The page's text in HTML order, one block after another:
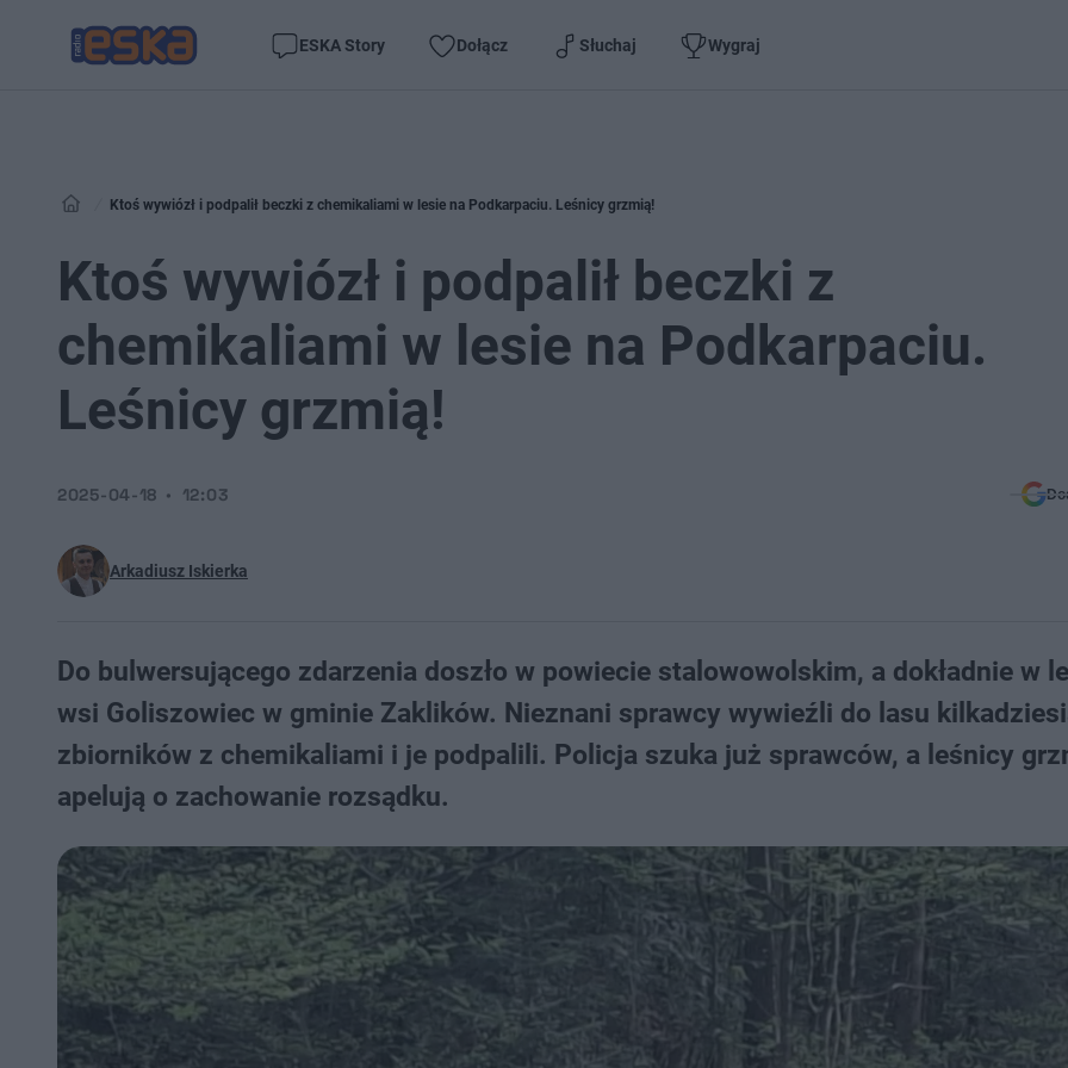
ESKA Story Dołącz Słuchaj Wygraj
Ktoś wywiózł i podpalił beczki z chemikaliami w lesie na Podkarpaciu. Leśnicy grzmią!
Ktoś wywiózł i podpalił beczki z
chemikaliami w lesie na Podkarpaciu.
Leśnicy grzmią!
Arkadiusz Iskierka
2025-04-18 12:03
Do bulwersującego zdarzenia doszło w powiecie stalowowolskim, a dokładnie w
wsi Goliszowiec w gminie Zaklików. Nieznani sprawcy wywieźli do lasu
zbiorników z chemikaliami i je podpalili. Policja szuka już sprawców, a leśnicy
apelują o zachowanie rozsądku.